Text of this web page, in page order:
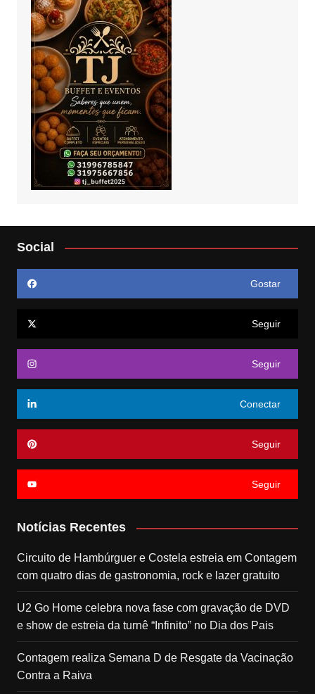
Social
Gostar
Seguir
Seguir
Conectar
Seguir
Seguir
Notícias Recentes
Circuito de Hambúrguer e Costela estreia em Contagem
com quatro dias de gastronomia, rock e lazer gratuito
U2 Go Home celebra nova fase com gravação de DVD
e show de estreia da turnê “Infinito” no Dia dos Pais
Contagem realiza Semana D de Resgate da Vacinação
Contra a Raiva